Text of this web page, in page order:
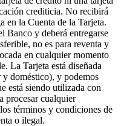
crediticia. No recibirá
en la Cuenta de la Tarjeta.
Banco y deberá entregarse
no es para reventa y
en cualquier momento
La Tarjeta está diseñada
doméstico), y podemos
está siendo utilizada con
procesar cualquier
términos y condiciones de
o ilegal.